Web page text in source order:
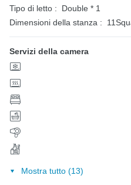
Tipo di letto :
Double * 1
Dimensioni della stanza :
Servizi della camera
Mostra tutto (13)